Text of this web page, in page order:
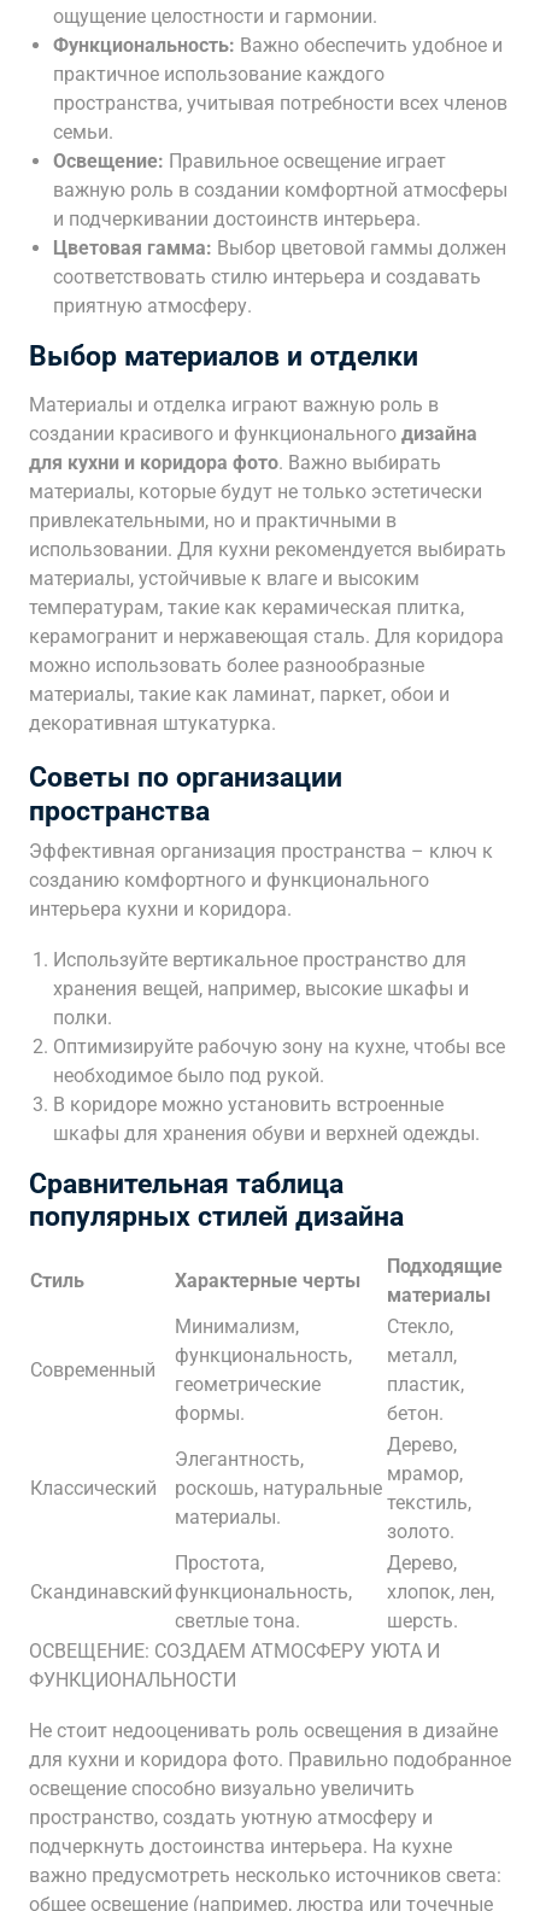
ощущение целостности и гармонии.
Функциональность: Важно обеспечить удобное и
практичное использование каждого
пространства, учитывая потребности всех членов
семьи.
Освещение: Правильное освещение играет
важную роль в создании комфортной атмосферы
и подчеркивании достоинств интерьера.
Цветовая гамма: Выбор цветовой гаммы должен
соответствовать стилю интерьера и создавать
приятную атмосферу.
Выбор материалов и отделки
Материалы и отделка играют важную роль в
создании красивого и функционального дизайна
для кухни и коридора фото. Важно выбирать
материалы, которые будут не только эстетически
привлекательными, но и практичными в
использовании. Для кухни рекомендуется выбирать
материалы, устойчивые к влаге и высоким
температурам, такие как керамическая плитка,
керамогранит и нержавеющая сталь. Для коридора
можно использовать более разнообразные
материалы, такие как ламинат, паркет, обои и
декоративная штукатурка.
Советы по организации
пространства
Эффективная организация пространства – ключ к
созданию комфортного и функционального
интерьера кухни и коридора.
Используйте вертикальное пространство для
хранения вещей, например, высокие шкафы и
полки.
Оптимизируйте рабочую зону на кухне, чтобы все
необходимое было под рукой.
В коридоре можно установить встроенные
шкафы для хранения обуви и верхней одежды.
Сравнительная таблица
популярных стилей дизайна
Стиль Характерные черты
Подходящие
материалы
Современный
Минимализм,
функциональность,
геометрические
формы.
Стекло,
металл,
пластик,
бетон.
Классический
Элегантность,
роскошь, натуральные
материалы.
Дерево,
мрамор,
текстиль,
золото.
Скандинавский
Простота,
функциональность,
светлые тона.
Дерево,
хлопок, лен,
шерсть.
ОСВЕЩЕНИЕ: СОЗДАЕМ АТМОСФЕРУ УЮТА И
ФУНКЦИОНАЛЬНОСТИ
Не стоит недооценивать роль освещения в дизайне
для кухни и коридора фото. Правильно подобранное
освещение способно визуально увеличить
пространство, создать уютную атмосферу и
подчеркнуть достоинства интерьера. На кухне
важно предусмотреть несколько источников света:
общее освещение (например, люстра или точечные